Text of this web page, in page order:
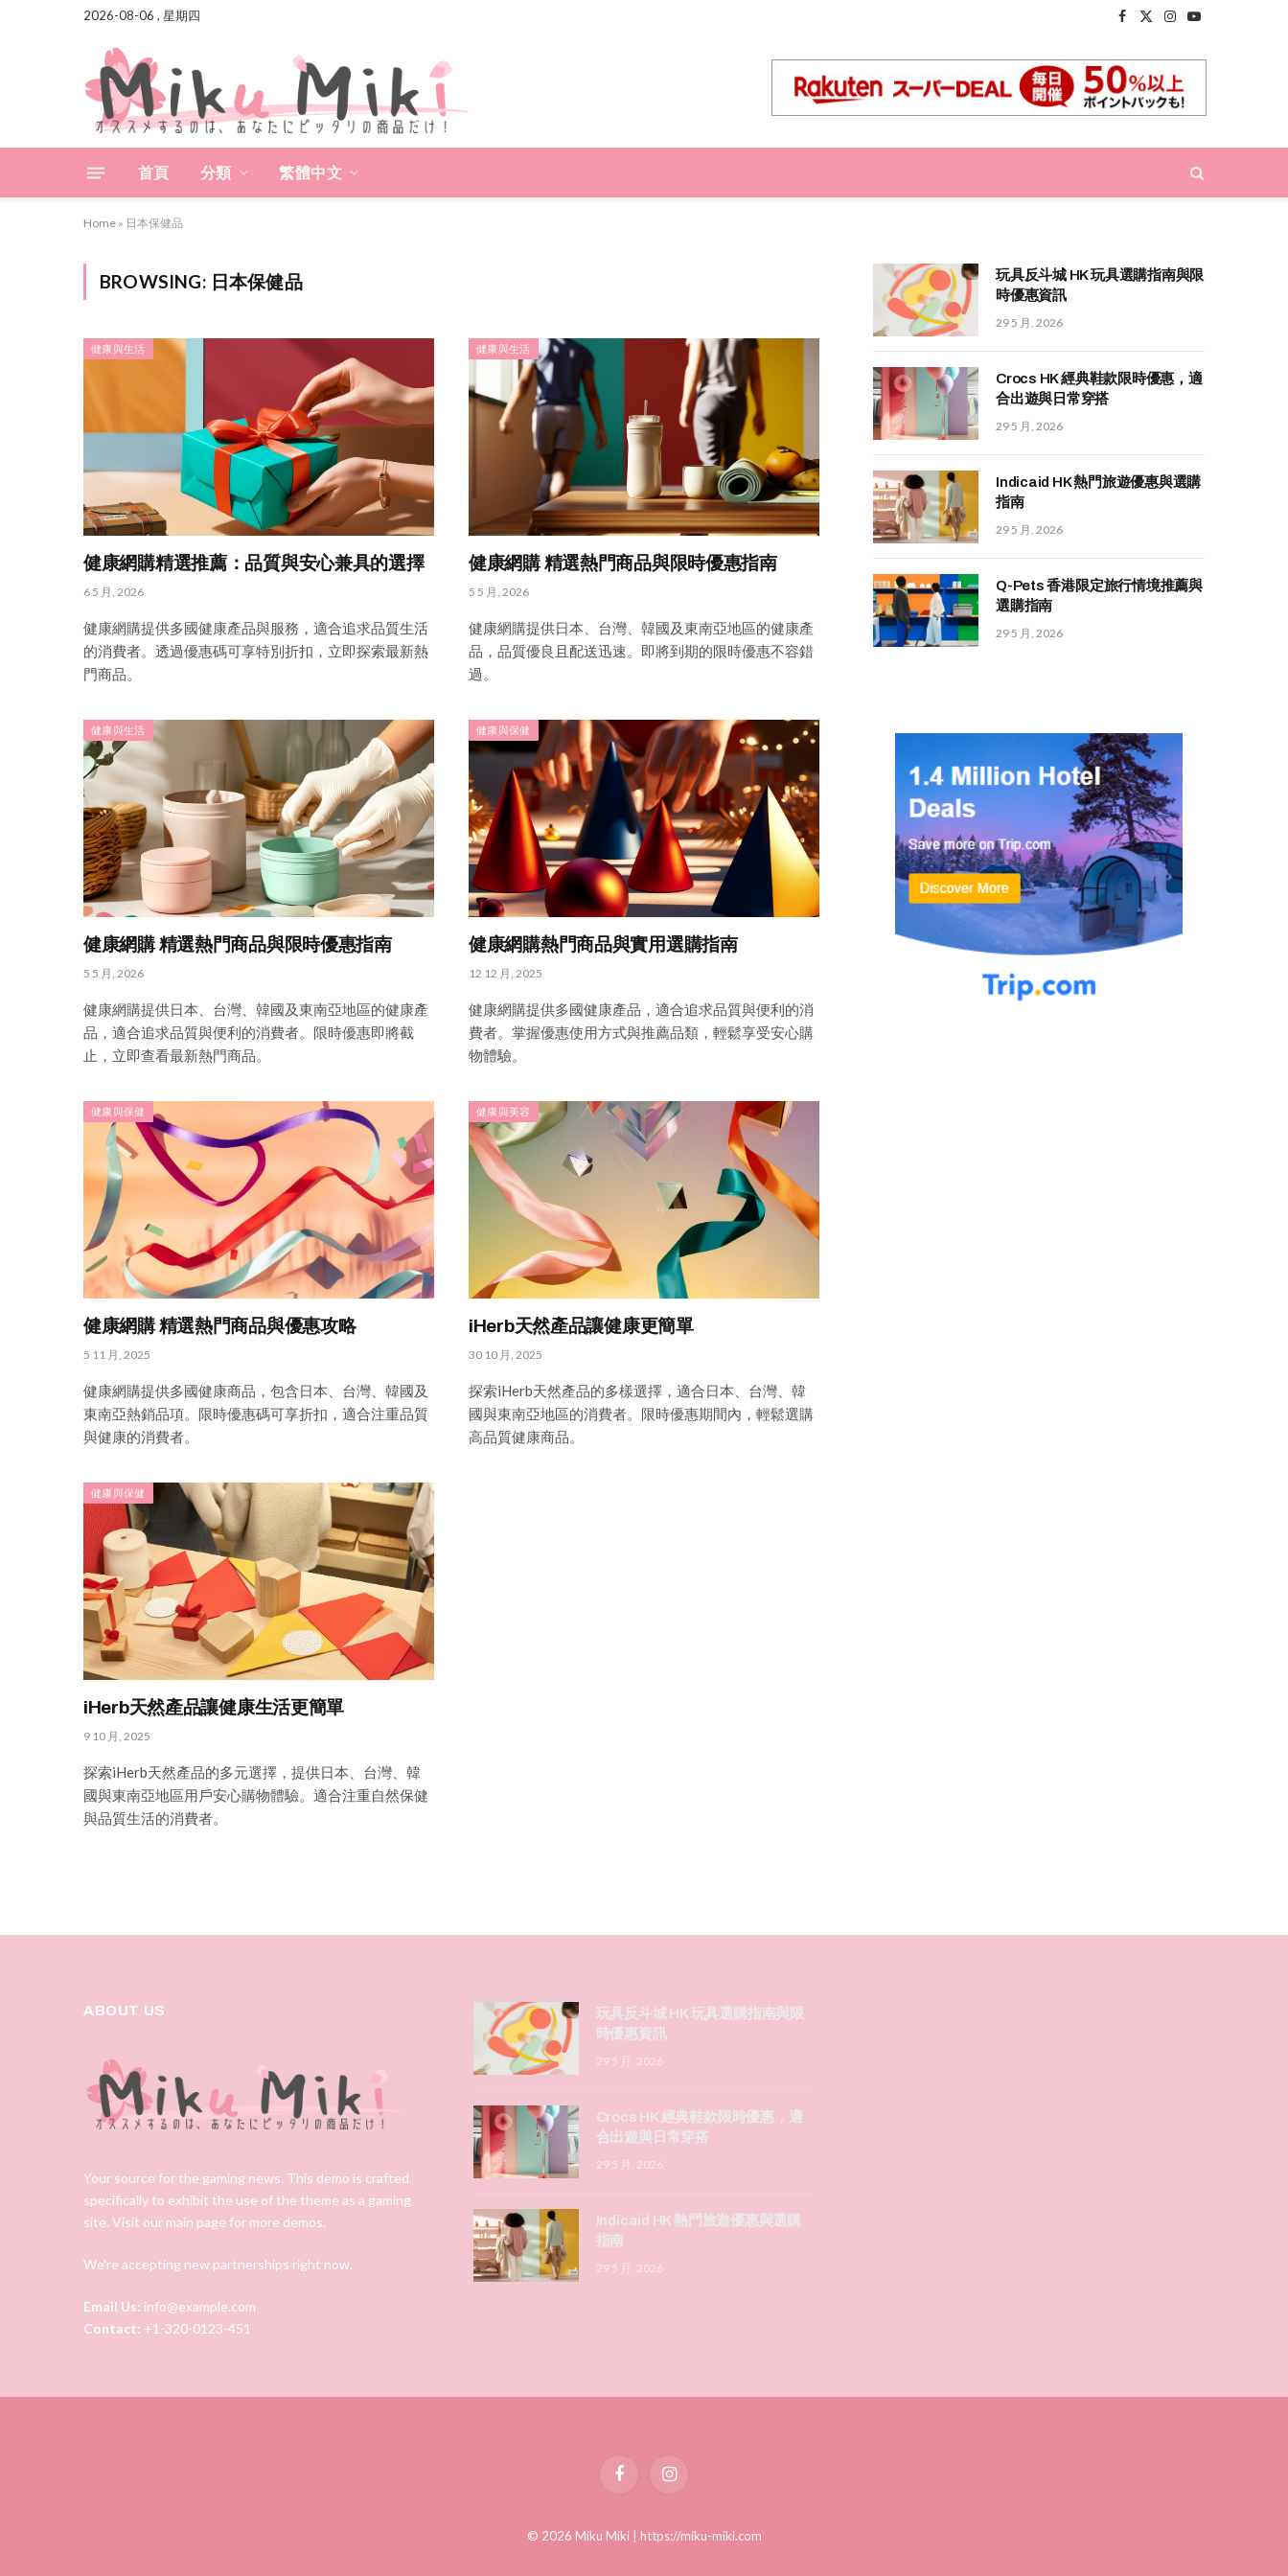
2026-08-06 , 星期四
Facebook
X
Instagram
YouTube
首頁 分類 繁體中文
Home » 日本保健品
BROWSING: 日本保健品
健康與生活
健康網購精選推薦：品質與安心兼具的選擇
6 5 月, 2026
健康網購提供多國健康產品與服務，適合追求品質生活
的消費者。透過優惠碼可享特別折扣，立即探索最新熱
門商品。
健康與生活
健康網購 精選熱門商品與限時優惠指南
5 5 月, 2026
健康網購提供日本、台灣、韓國及東南亞地區的健康產
品，品質優良且配送迅速。即將到期的限時優惠不容錯
過。
健康與生活
健康網購 精選熱門商品與限時優惠指南
5 5 月, 2026
健康網購提供日本、台灣、韓國及東南亞地區的健康產
品，適合追求品質與便利的消費者。限時優惠即將截
止，立即查看最新熱門商品。
健康與保健
健康網購熱門商品與實用選購指南
12 12 月, 2025
健康網購提供多國健康產品，適合追求品質與便利的消
費者。掌握優惠使用方式與推薦品類，輕鬆享受安心購
物體驗。
健康與保健
健康網購 精選熱門商品與優惠攻略
5 11 月, 2025
健康網購提供多國健康商品，包含日本、台灣、韓國及
東南亞熱銷品項。限時優惠碼可享折扣，適合注重品質
與健康的消費者。
健康與美容
iHerb天然產品讓健康更簡單
30 10 月, 2025
探索iHerb天然產品的多樣選擇，適合日本、台灣、韓
國與東南亞地區的消費者。限時優惠期間內，輕鬆選購
高品質健康商品。
健康與保健
iHerb天然產品讓健康生活更簡單
9 10 月, 2025
探索iHerb天然產品的多元選擇，提供日本、台灣、韓
國與東南亞地區用戶安心購物體驗。適合注重自然保健
與品質生活的消費者。
玩具反斗城 HK 玩具選購指南與限
時優惠資訊
29 5 月, 2026
Crocs HK 經典鞋款限時優惠，適
合出遊與日常穿搭
29 5 月, 2026
Indicaid HK 熱門旅遊優惠與選購
指南
29 5 月, 2026
Q-Pets 香港限定旅行情境推薦與
選購指南
29 5 月, 2026
ABOUT US
Your source for the gaming news. This demo is crafted
specifically to exhibit the use of the theme as a gaming
site. Visit our main page for more demos.
We're accepting new partnerships right now.
Email Us: info@example.com
Contact: +1-320-0123-451
玩具反斗城 HK 玩具選購指南與限
時優惠資訊
29 5 月, 2026
Crocs HK 經典鞋款限時優惠，適
合出遊與日常穿搭
29 5 月, 2026
Indicaid HK 熱門旅遊優惠與選購
指南
29 5 月, 2026
FacebookInstagram
© 2026 Miku Miki | https://miku-miki.com